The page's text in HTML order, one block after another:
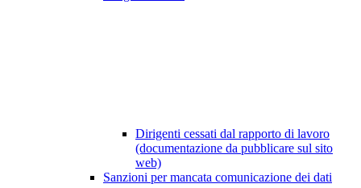
Dirigenti cessati dal rapporto di lavoro
(documentazione da pubblicare sul sito
web)
Sanzioni per mancata comunicazione dei dati